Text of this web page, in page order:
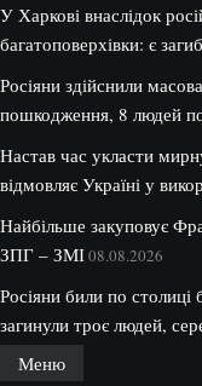
У Харкові внаслідок
багатоповерхівки: є
Росіяни здійснили
пошкодження, 8 людей
Настав час укласти
відмовляє Україні у
Найбільше закуповує
ЗПГ – ЗМІ08.08.2026
Росіяни били по столиці
загинули троє людей,
Меню